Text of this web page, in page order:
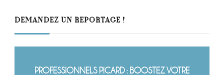
DEMANDEZ UN REPORTAGE !
PROFESSIONNELS PICARD : BOOSTEZ VOTRE